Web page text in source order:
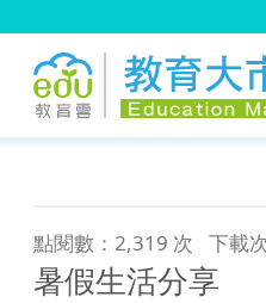
點閱數：2,319 次 下載
暑假生活分享